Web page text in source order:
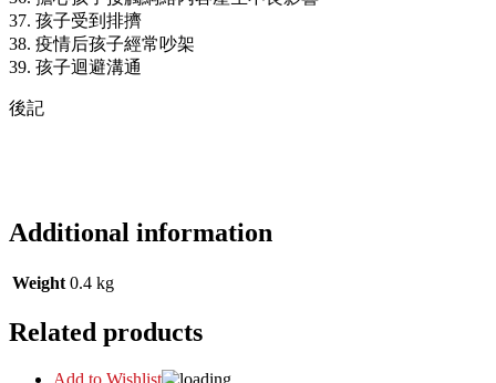
37. 孩子受到排擠
38. 疫情后孩子經常吵架
39. 孩子迴避溝通
後記
Additional information
Weight 0.4 kg
Related products